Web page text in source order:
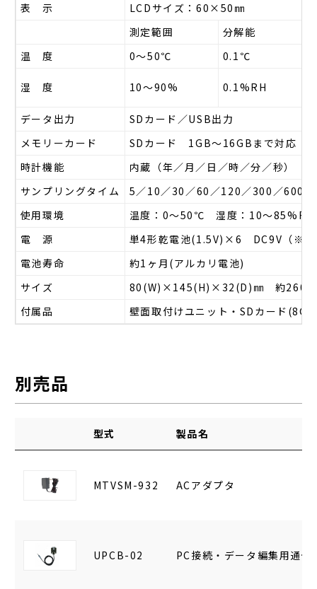
表 示
LCDサイズ：60×50㎜
測定範囲
分解能
温 度
0～50℃ 0.1℃
湿 度 10～90% 0.1%RH
データ出力
SDカード／USB出力
メモリーカード
SDカード 1GB～16GBまで対応
時計機能
内蔵（年／月／日／時／分／秒）
サンプリングタイム
5／10／30／60／120／300／600秒
使用環境
温度：0～50℃ 湿度：10～85%RH
電 源
単4形乾電池(1.5V)×6 DC9V（※AC
電池寿命
約1ヶ月(アルカリ電池)
サイズ
80(W)×145(H)×32(D)㎜ 約260g
付属品
壁面取付けユニット・SDカード
別売品
型式 製品名
MTVSM-932 ACアダプタ
UPCB-02 PC接続・データ編集用通信